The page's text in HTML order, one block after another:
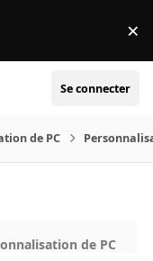
×
Se connecter
de PC
de PC